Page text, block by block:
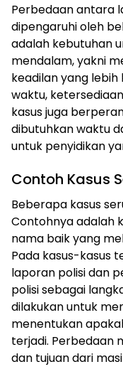
Perbedaan antara
dipengaruhi oleh
adalah kebutuhan
mendalam, yakni
keadilan yang
waktu,
kasus juga
dibutuhkan waktu
untuk penyidikan
Contoh Kasus
Beberapa kasus
Contohnya adalah
nama baik yang
Pada kasus-kasus
laporan polisi dan
polisi sebagai
dilakukan untuk
menentukan
terjadi. Perbedaan
dan tujuan dari